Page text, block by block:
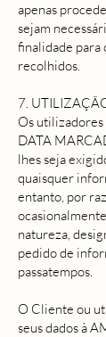
apenas
sejam
finalidade para
recolhidos.
7.
Os
DATA
lhes seja
quaisquer
entanto, por
natureza,
pedido de
passatempos.
O Cliente ou
seus dados à